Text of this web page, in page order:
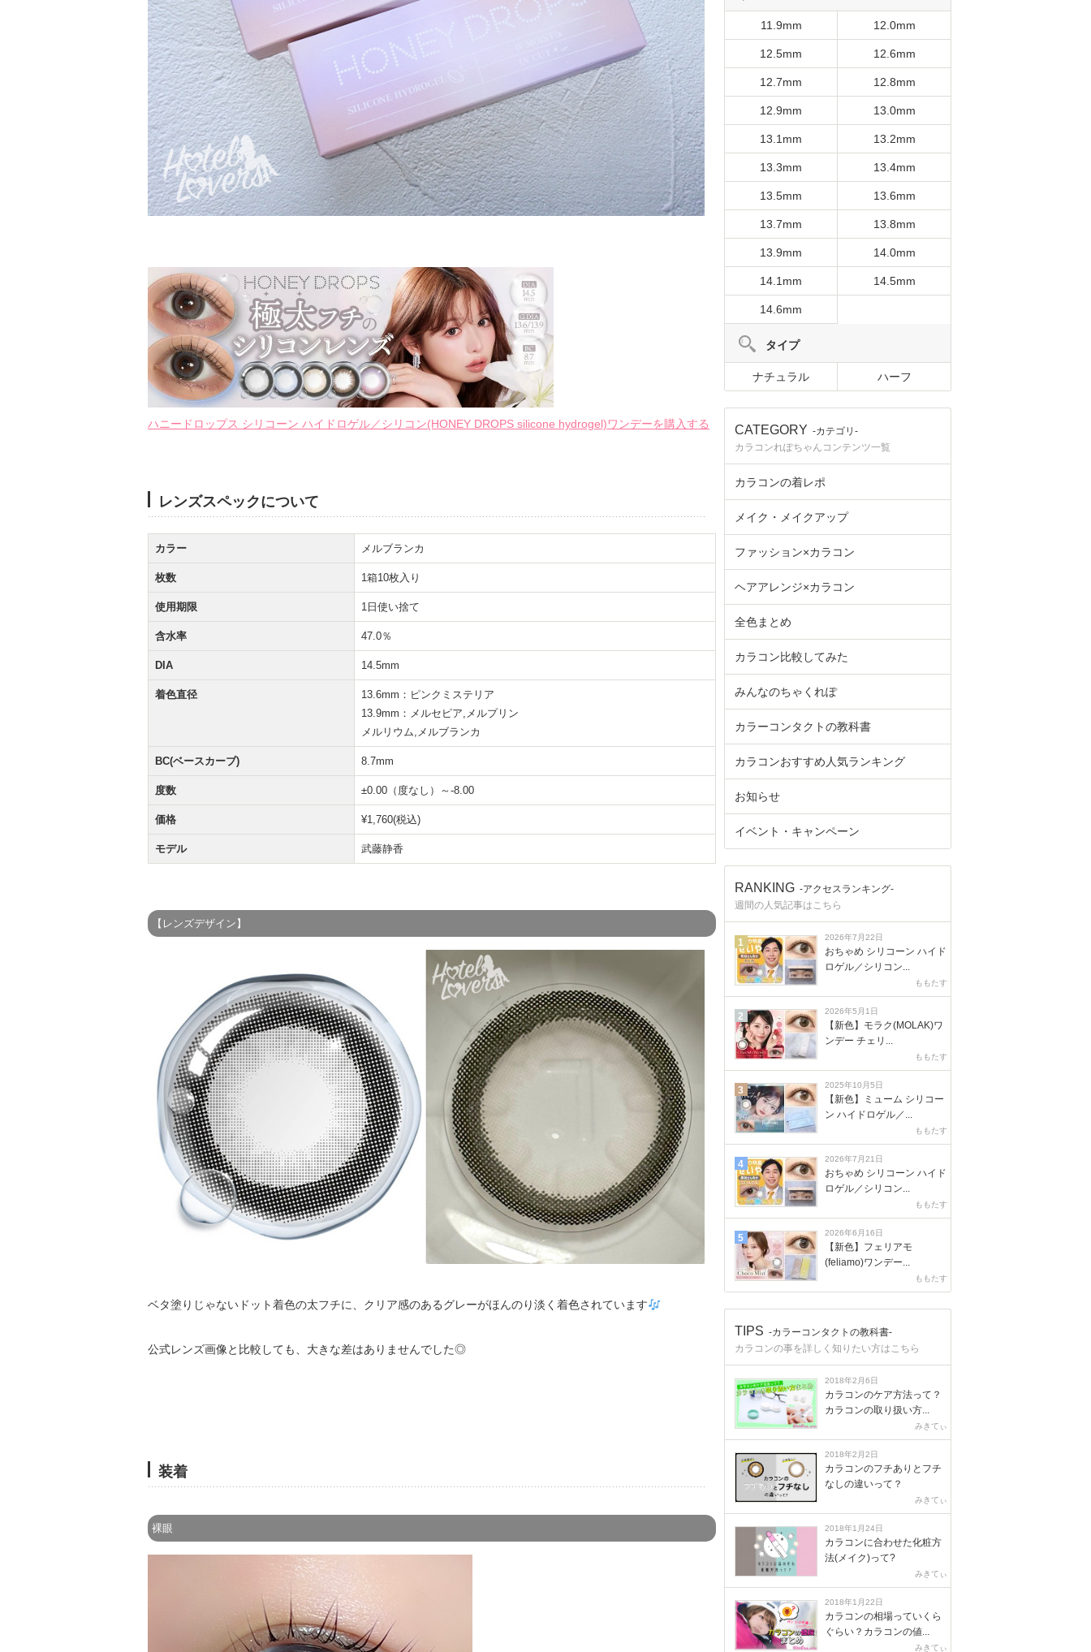
ハニードロップス シリコーン ハイドロゲル／シリコン(HONEY DROPS silicone hydrogel)ワンデーを購入する
レンズスペックについて
カラー メルブランカ
枚数 1箱10枚入り
使用期限 1日使い捨て
含水率 47.0％
DIA 14.5mm
着色直径
13.6mm：ピンクミステリア
13.9mm：メルセピア,メルプリン
メルリウム,メルブランカ
BC(ベースカーブ) 8.7mm
度数 ±0.00（度なし）～-8.00
価格 ¥1,760(税込)
モデル 武藤静香
【レンズデザイン】
ベタ塗りじゃないドット着色の太フチに、クリア感のあるグレーがほんのり淡く着色されています
公式レンズ画像と比較しても、大きな差はありませんでした◎
装着
裸眼
11.9mm 12.0mm
12.5mm 12.6mm
12.7mm 12.8mm
12.9mm 13.0mm
13.1mm 13.2mm
13.3mm 13.4mm
13.5mm 13.6mm
13.7mm 13.8mm
13.9mm 14.0mm
14.1mm 14.5mm
14.6mm
タイプ
ナチュラル ハーフ
CATEGORY -カテゴリ-
カラコンれぽちゃんコンテンツ一覧
カラコンの着レポ
メイク・メイクアップ
ファッション×カラコン
ヘアアレンジ×カラコン
全色まとめ
カラコン比較してみた
みんなのちゃくれぽ
カラーコンタクトの教科書
カラコンおすすめ人気ランキング
お知らせ
イベント・キャンペーン
RANKING -アクセスランキング-
週間の人気記事はこちら
1 2026年7月22日
おちゃめ シリコーン ハイド
ロゲル／シリコン...
ももたす
2 2026年5月1日
【新色】モラク(MOLAK)ワ
ンデー チェリ...
ももたす
3 2025年10月5日
【新色】ミューム シリコー
ン ハイドロゲル／...
ももたす
4 2026年7月21日
おちゃめ シリコーン ハイド
ロゲル／シリコン...
ももたす
5 2026年6月16日
【新色】フェリアモ
(feliamo)ワンデー...
ももたす
TIPS -カラーコンタクトの教科書-
カラコンの事を詳しく知りたい方はこちら
2018年2月6日
カラコンのケア方法って？
カラコンの取り扱い方...
みきてぃ
2018年2月2日
カラコンのフチありとフチ
なしの違いって？
みきてぃ
2018年1月24日
カラコンに合わせた化粧方
法(メイク)って?
みきてぃ
2018年1月22日
カラコンの相場っていくら
ぐらい？カラコンの値...
みきてぃ